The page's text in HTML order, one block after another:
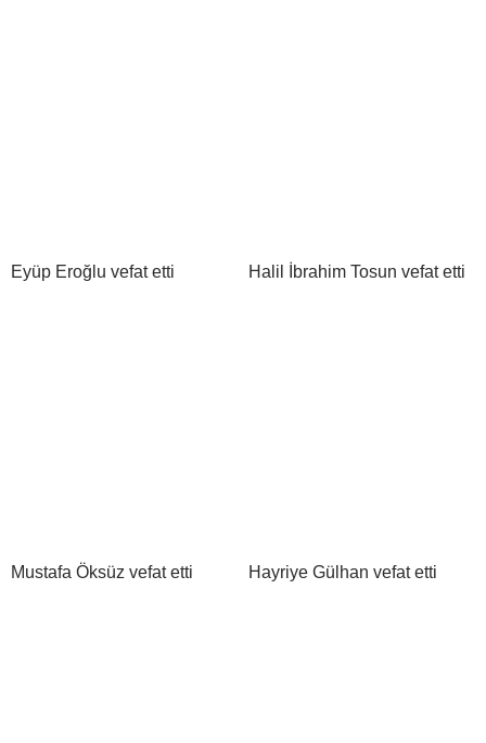
Eyüp Eroğlu vefat etti Halil İbrahim Tosun vefat etti
Mustafa Öksüz vefat etti Hayriye Gülhan vefat etti